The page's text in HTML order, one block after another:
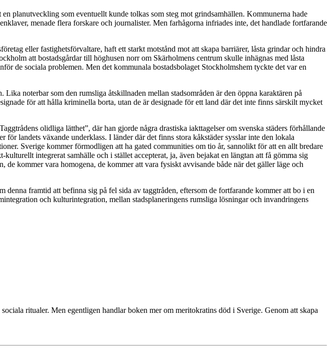
planutveckling som eventuellt kunde tolkas som steg mot grindsamhällen. Kommunerna hade
menade flera forskare och journalister. Men farhågorna infriades inte, det handlade fortfarande
eller fastighetsförvaltare, haft ett starkt motstånd mot att skapa barriärer, låsta grindar och hindra
att bostadsgårdar till höghusen norr om Skärholmens centrum skulle inhägnas med låsta
de sociala problemen. Men det kommunala bostadsbolaget Stockholmshem tyckte det var en
noterbar som den rumsliga åtskillnaden mellan stadsområden är den öppna karaktären på
för att hålla kriminella borta, utan de är designade för ett land där det inte finns särskilt mycket
olidliga lätthet”, där han gjorde några drastiska iakttagelser om svenska städers förhållande
landets växande underklass. I länder där det finns stora kåkstäder sysslar inte den lokala
Sverige kommer förmodligen att ha gated communities om tio år, sannolikt för att en allt bredare
integrerat samhälle och i stället accepterat, ja, även bejakat en längtan att få gömma sig
kommer vara homogena, de kommer att vara fysiskt avvisande både när det gäller läge och
framtid att befinna sig på fel sida av taggtråden, eftersom de fortfarande kommer att bo i en
och kulturintegration, mellan stadsplaneringens rumsliga lösningar och invandringens
ritualer. Men egentligen handlar boken mer om meritokratins död i Sverige. Genom att skapa